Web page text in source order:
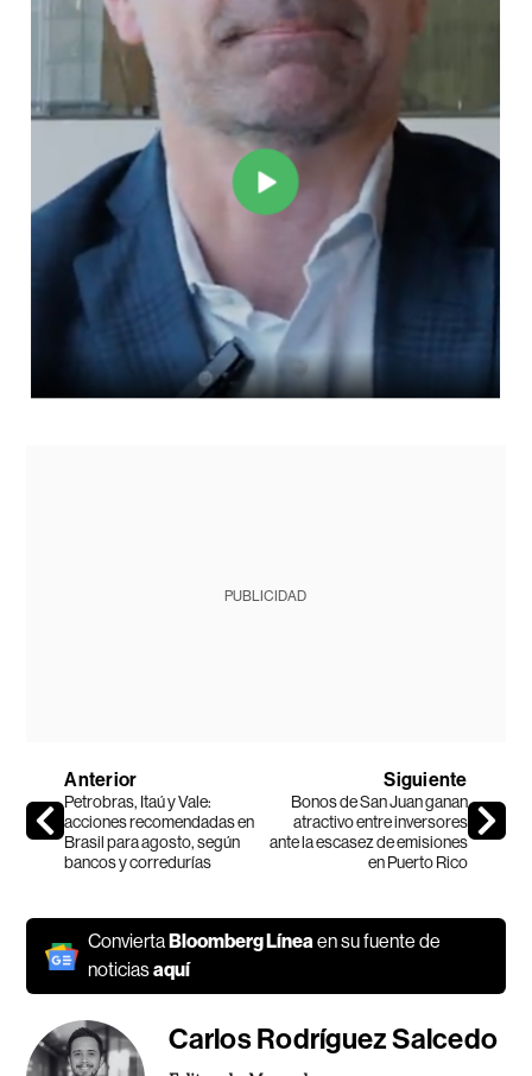
PUBLICIDAD
Anterior
Petrobras, Itaú y Vale:
acciones recomendadas en
Brasil para agosto, según
bancos y corredurías
Siguiente
Bonos de San Juan ganan
atractivo entre inversores
ante la escasez de emisiones
en Puerto Rico
Convierta Bloomberg Líneaen su fuente de
noticiasaquí
Carlos Rodríguez Salcedo